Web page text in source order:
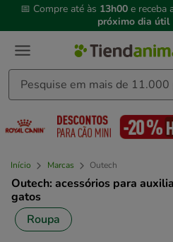
3,
mensagem,
📅 Compre até às 13h00 e receba
próximo dia útil
Início Marcas Outech
Outech: acessórios para
gatos
Roupa